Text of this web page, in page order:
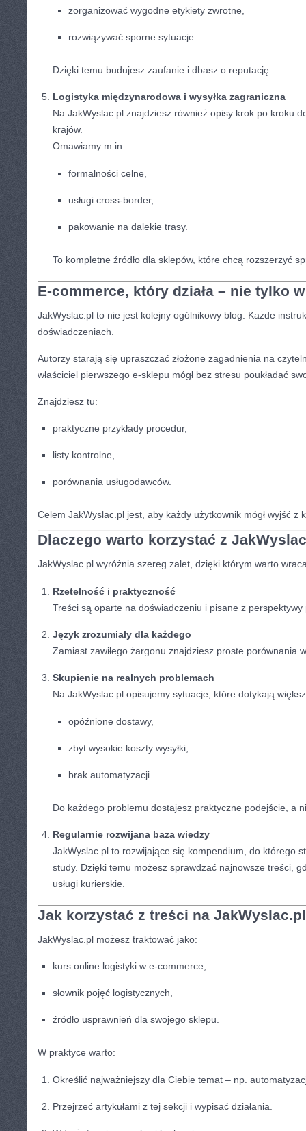
zorganizować wygodne etykiety zwrotne,
rozwiązywać sporne sytuacje.
Dzięki temu budujesz zaufanie i dbasz o reputację.
Logistyka międzynarodowa i wysyłka zagraniczna
Na JakWyslac.pl znajdziesz również opisy krok po kroku
krajów.
Omawiamy m.in.:
formalności celne,
usługi cross-border,
pakowanie na dalekie trasy.
To kompletne źródło dla sklepów, które chcą rozszerzyć
E-commerce, który działa – nie tylko
JakWyslac.pl to nie jest kolejny ogólnikowy blog. Każde
doświadczeniach.
Autorzy starają się upraszczać złożone zagadnienia na
właściciel pierwszego e-sklepu mógł bez stresu poukładać
Znajdziesz tu:
praktyczne przykłady procedur,
listy kontrolne,
porównania usługodawców.
Celem JakWyslac.pl jest, aby każdy użytkownik mógł wyjść z
Dlaczego warto korzystać z
JakWyslac.pl wyróżnia szereg zalet, dzięki którym warto
Rzetelność i praktyczność
Treści są oparte na doświadczeniu i pisane z perspektywy
Język zrozumiały dla każdego
Zamiast zawiłego żargonu znajdziesz proste porównania
Skupienie na realnych problemach
Na JakWyslac.pl opisujemy sytuacje, które dotykają
opóźnione dostawy,
zbyt wysokie koszty wysyłki,
brak automatyzacji.
Do każdego problemu dostajesz praktyczne podejście, a
Regularnie rozwijana baza wiedzy
JakWyslac.pl to rozwijające się kompendium, do którego
study. Dzięki temu możesz sprawdzać najnowsze treści,
usługi kurierskie.
Jak korzystać z treści na
JakWyslac.pl możesz traktować jako:
kurs online logistyki w e-commerce,
słownik pojęć logistycznych,
źródło usprawnień dla swojego sklepu.
W praktyce warto:
Określić najważniejszy dla Ciebie temat – np.
Przejrzeć artykułami z tej sekcji i wypisać działania.